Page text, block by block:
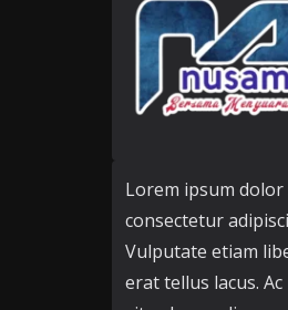
Lorem ipsum dolor
consectetur
Vulputate etiam
erat tellus lacus.